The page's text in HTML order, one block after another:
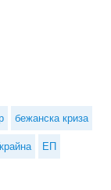
бежанска криза
ЕП